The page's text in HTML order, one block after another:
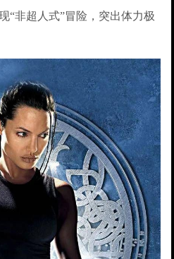
“非超人式”冒险，突出体力极